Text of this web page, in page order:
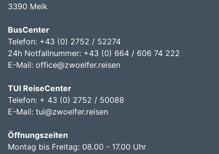
3390 Melk
BusCenter
Telefon: +43 (0) 2752 / 52274
24h Notfallnummer: +43 (0) 664 / 606 74 222
E-Mail: office@zwoelfer.reisen
TUI ReiseCenter
Telefon: + 43 (0) 2752 / 50088
E-Mail: tui@zwoelfer.reisen
Öffnungszeiten
Montag bis Freitag: 08.00 - 17.00 Uhr